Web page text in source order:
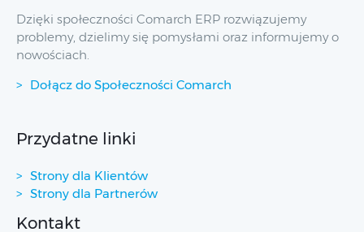
Dzięki społeczności Comarch ERP rozwiązujemy
problemy, dzielimy się pomysłami oraz informujemy o
nowościach.
Dołącz do Społeczności Comarch
Przydatne linki
Strony dla Klientów
Strony dla Partnerów
Kontakt